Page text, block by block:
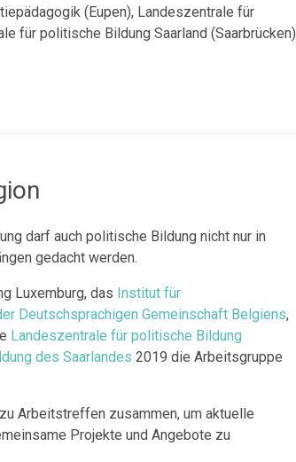
(Eupen), Landeszentrale für
für politische Bildung Saarland (Saarbrücken)
darf auch politische Bildung nicht nur in
gedacht werden.
Luxemburg, das Institut für
Deutschsprachigen Gemeinschaft Belgiens,
Landeszentrale für politische Bildung
des Saarlandes 2019 die Arbeitsgruppe
Arbeitstreffen zusammen, um aktuelle
Projekte und Angebote zu